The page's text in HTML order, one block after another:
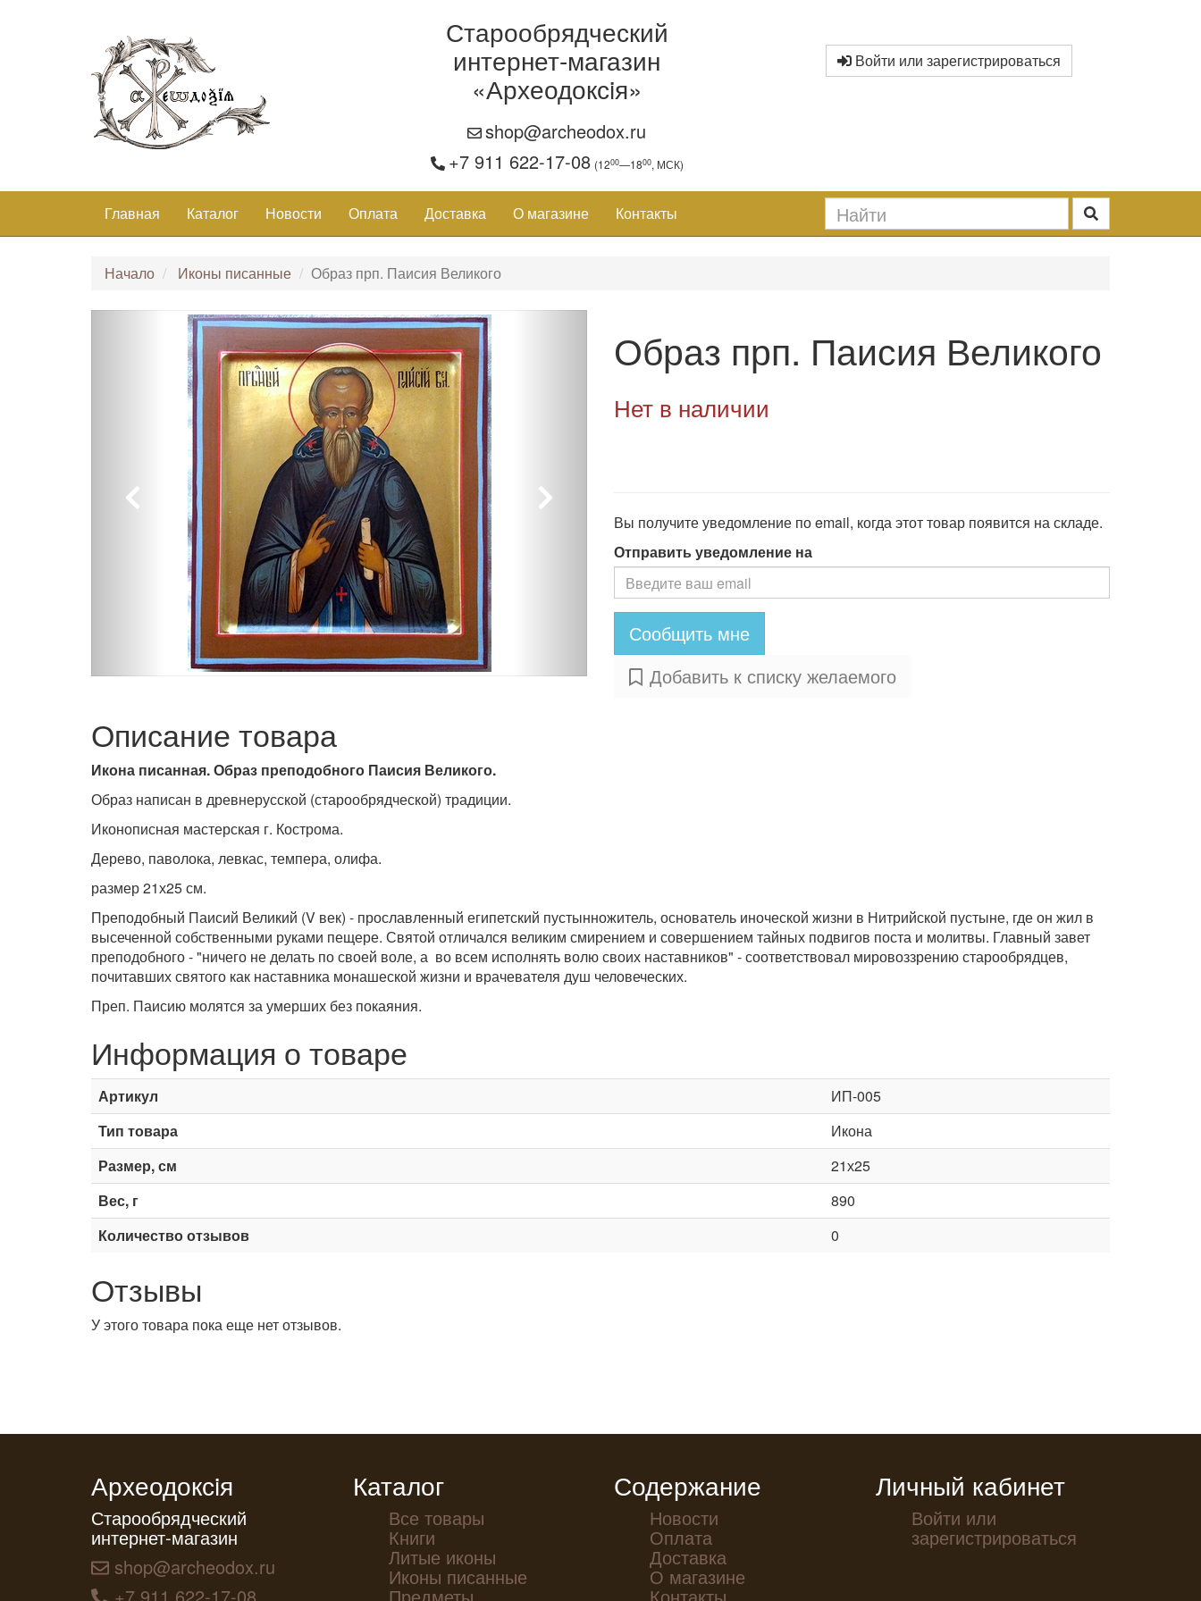
Старообрядческий
интернет-магазин
«Археодоксiя»
shop@archeodox.ru
+7 911 622-17-08 (1200—1800, МСК)
Войти или зарегистрироваться
Главная Каталог Новости Оплата Доставка О магазине Контакты
Начало Иконы писанные Образ прп. Паисия Великого
Образ прп. Паисия Великого
Нет в наличии
Вы получите уведомление по email, когда этот товар появится на складе.
Отправить уведомление на
Сообщить мне
Добавить к списку желаемого
Описание товара
Икона писанная. Образ преподобного Паисия Великого.
Образ написан в древнерусской (старообрядческой) традиции.
Иконописная мастерская г. Кострома.
Дерево, паволока, левкас, темпера, олифа.
размер 21х25 см.
Преподобный Паисий Великий (V век) - прославленный египетский пустынножитель, основатель иноческой жизни в Нитрийской пустыне, где он жил в
высеченной собственными руками пещере. Святой отличался великим смирением и совершением тайных подвигов поста и молитвы. Главный завет
преподобного - "ничего не делать по своей воле, а во всем исполнять волю своих наставников" - соответствовал мировоззрению старообрядцев,
почитавших святого как наставника монашеской жизни и врачевателя душ человеческих.
Преп. Паисию молятся за умерших без покаяния.
Информация о товаре
Артикул
ИП-005
Тип товара
Икона
Размер, см
21х25
Вес, г
890
Количество отзывов
0
Отзывы
У этого товара пока еще нет отзывов.
Археодоксiя
Старообрядческий
интернет-магазин
shop@archeodox.ru
Каталог
Все товары
Книги
Литые иконы
Иконы писанные
Содержание
Новости
Оплата
Доставка
О магазине
Личный кабинет
Войти или
зарегистрироваться